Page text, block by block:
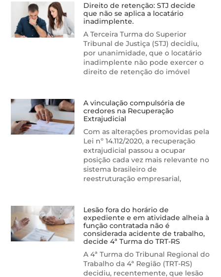
Direito de retenção: STJ decide
que não se aplica a locatário
inadimplente.
A Terceira Turma do Superior
Tribunal de Justiça (STJ) decidiu,
por unanimidade, que o locatário
inadimplente não pode exercer o
direito de retenção do imóvel
A vinculação compulsória de
credores na Recuperação
Extrajudicial
Com as alterações promovidas pela
Lei nº 14.112/2020, a recuperação
extrajudicial passou a ocupar
posição cada vez mais relevante no
sistema brasileiro de
reestruturação empresarial,
Lesão fora do horário de
expediente e em atividade alheia à
função contratada não é
considerada acidente de trabalho,
decide 4ª Turma do TRT-RS
A 4ª Turma do Tribunal Regional do
Trabalho da 4ª Região (TRT-RS)
decidiu, recentemente, que lesão